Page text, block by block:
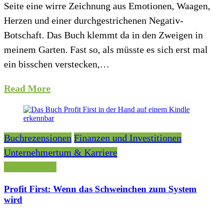
Seite eine wirre Zeichnung aus Emotionen, Waagen,
Herzen und einer durchgestrichenen Negativ-
Botschaft. Das Buch klemmt da in den Zweigen in
meinem Garten. Fast so, als müsste es sich erst mal
ein bisschen verstecken,…
Read More
Buchrezensionen Finanzen und Investitionen
Unternehmertum & Karriere
Profit First: Wenn das Schweinchen zum System
wird